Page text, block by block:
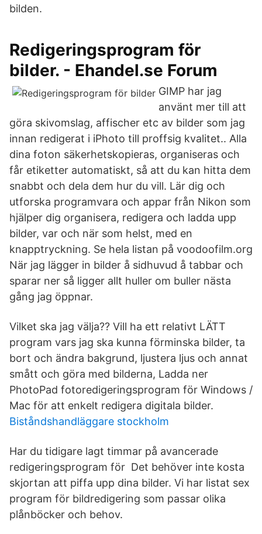
bilden.
Redigeringsprogram för
bilder. - Ehandel.se Forum
GIMP har jag
använt mer till att
göra skivomslag, affischer etc av bilder som jag
innan redigerat i iPhoto till proffsig kvalitet.. Alla
dina foton säkerhetskopieras, organiseras och
får etiketter automatiskt, så att du kan hitta dem
snabbt och dela dem hur du vill. Lär dig och
utforska programvara och appar från Nikon som
hjälper dig organisera, redigera och ladda upp
bilder, var och när som helst, med en
knapptryckning. Se hela listan på voodoofilm.org
När jag lägger in bilder å sidhuvud å tabbar och
sparar ner så ligger allt huller om buller nästa
gång jag öppnar.
Vilket ska jag välja?? Vill ha ett relativt LÄTT
program vars jag ska kunna förminska bilder, ta
bort och ändra bakgrund, ljustera ljus och annat
smått och göra med bilderna, Ladda ner
PhotoPad fotoredigeringsprogram för Windows /
Mac för att enkelt redigera digitala bilder.
Biståndshandläggare stockholm
Har du tidigare lagt timmar på avancerade
redigeringsprogram för Det behöver inte kosta
skjortan att piffa upp dina bilder. Vi har listat sex
program för bildredigering som passar olika
plånböcker och behov.